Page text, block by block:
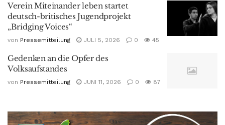
Verein Miteinander leben startet
deutsch-britisches Jugendprojekt
„Bridging Voices“
von Pressemitteilung JULI 5, 2026 0 45
Gedenken an die Opfer des
Volksaufstandes
von Pressemitteilung JUNI 11, 2026 0 87